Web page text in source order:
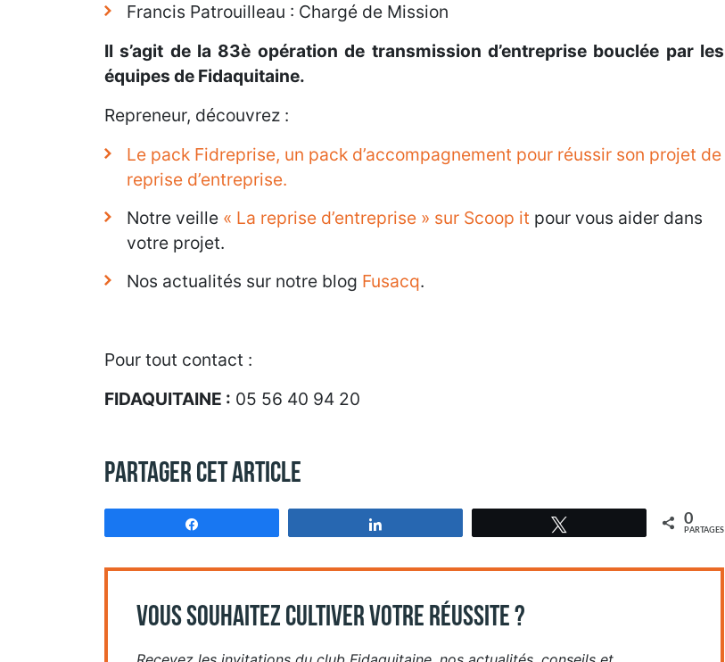
Francis Patrouilleau : Chargé de Mission
Il s’agit de la 83è opération de transmission d’entreprise bouclée par les
équipes de Fidaquitaine.
Repreneur, découvrez :
Le pack Fidreprise, un pack d’accompagnement pour réussir son projet de
reprise d’entreprise.
Notre veille « La reprise d’entreprise » sur Scoop it pour vous aider dans
votre projet.
Nos actualités sur notre blog Fusacq.
Pour tout contact :
FIDAQUITAINE : 05 56 40 94 20
Partager cet article
0
PARTAGES
VOUS SOUHAITEZ CULTIVER VOTRE RÉUSSITE ?